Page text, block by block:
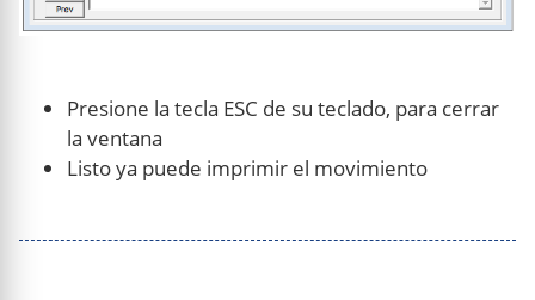
Presione la tecla ESC de su teclado, para cerrar
la ventana
Listo ya puede imprimir el movimiento